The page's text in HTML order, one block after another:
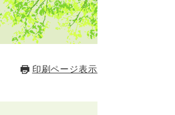
印刷ページ表示